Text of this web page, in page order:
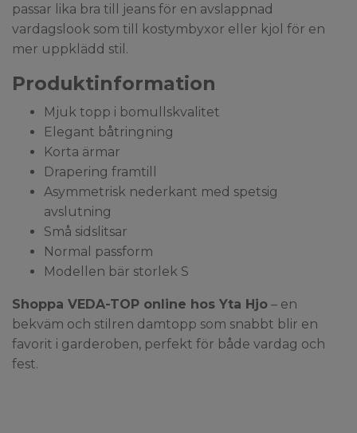
passar lika bra till jeans för en avslappnad
vardagslook som till kostymbyxor eller kjol för en
mer uppklädd stil.
Produktinformation
Mjuk topp i bomullskvalitet
Elegant båtringning
Korta ärmar
Drapering framtill
Asymmetrisk nederkant med spetsig
avslutning
Små sidslitsar
Normal passform
Modellen bär storlek S
Shoppa VEDA-TOP online hos Yta Hjo – en
bekväm och stilren damtopp som snabbt blir en
favorit i garderoben, perfekt för både vardag och
fest.